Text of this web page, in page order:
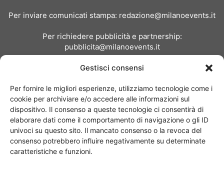
Gestisci consensi
Per fornire le migliori esperienze, utilizziamo tecnologie come i
cookie per archiviare e/o accedere alle informazioni sul
dispositivo. Il consenso a queste tecnologie ci consentirà di
elaborare dati come il comportamento di navigazione o gli ID
univoci su questo sito. Il mancato consenso o la revoca del
consenso potrebbero influire negativamente su determinate
caratteristiche e funzioni.
Per inviare comunicati stampa: redazione@milanoevents.it
Per richiedere pubblicità e partnership:
pubblicita@milanoevents.it
Chi siamo I Nostri Clienti